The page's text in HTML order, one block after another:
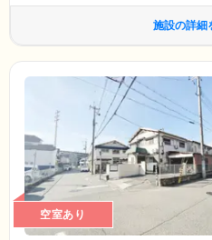
施設の詳細
空室あり